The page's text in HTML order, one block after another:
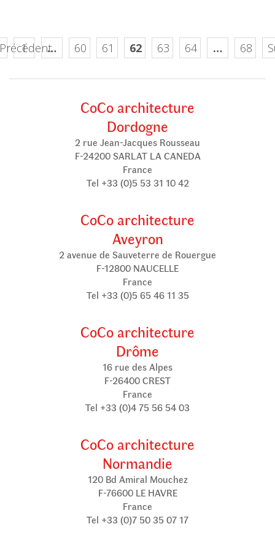
1 … 60 61 62 63 64 … 68
CoCo architecture
Dordogne
2 rue Jean-Jacques Rousseau
F-24200 SARLAT LA CANEDA
France
Tel +33 (0)5 53 31 10 42
CoCo architecture
Aveyron
2 avenue de Sauveterre de Rouergue
F-12800 NAUCELLE
France
Tel +33 (0)5 65 46 11 35
CoCo architecture
Drôme
16 rue des Alpes
F-26400 CREST
France
Tel +33 (0)4 75 56 54 03
CoCo architecture
Normandie
120 Bd Amiral Mouchez
F-76600 LE HAVRE
France
Tel +33 (0)7 50 35 07 17